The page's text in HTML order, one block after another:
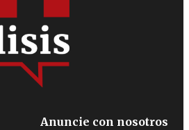
Anuncie con nosotros